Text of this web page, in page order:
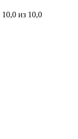
10,0 из 10,0